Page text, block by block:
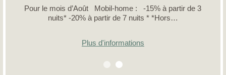
Pour le mois d’Août Mobil-home : -15% à partir de 3
nuits* -20% à partir de 7 nuits * *Hors…
Plus d'informations